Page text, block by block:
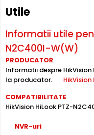
intrusii, comunica cu
presetate direct prin
HikVision HiLook PTZ-
conectivitate
,
Ideal pentru locatii
dorita.
HikVision HiLook PTZ-
Utile
Informatii utile
N2C400I-W(W)
PRODUCATOR
Informatii despre
la producator.
HikVision
COMPATIBILITATE
HikVision HiLook PTZ-
NVR-uri